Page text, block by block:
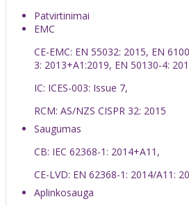
Patvirtinimai
EMC
CE-EMC: EN 55032: 2015, EN
3: 2013+A1:2019, EN 50130-4:
IC: ICES-003: Issue 7,
RCM: AS/NZS CISPR 32: 2015
Saugumas
CB: IEC 62368-1: 2014+A11,
CE-LVD: EN 62368-1: 2014/A11:
Aplinkosauga